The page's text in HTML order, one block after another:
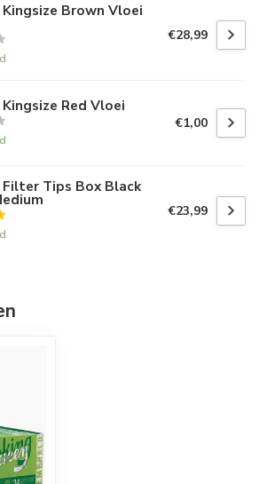
Brown Vloei
€28,99
Red Vloei
€1,00
Filter Tips Box Black
€23,99